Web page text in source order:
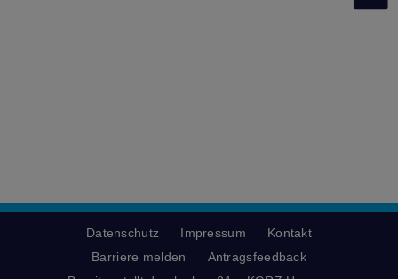
Datenschutz Impressum
Kontakt
Barriere melden
Antragsfeedback